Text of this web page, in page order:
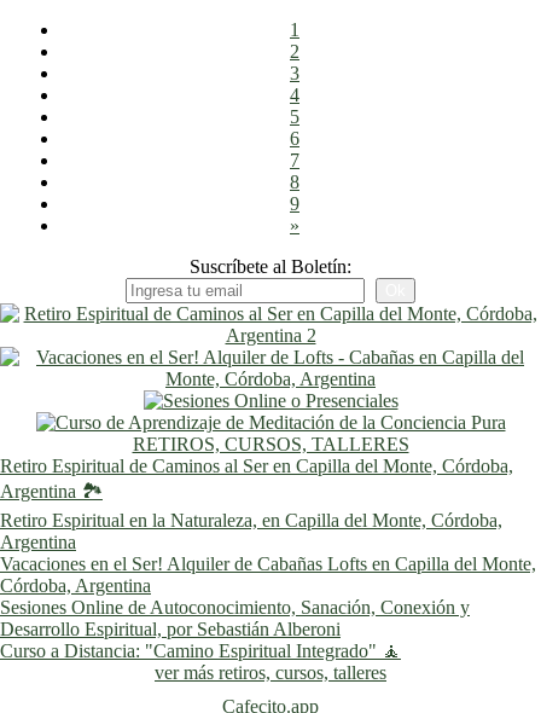
1
2
3
4
5
6
7
8
9
»
Suscríbete al Boletín:
RETIROS, CURSOS, TALLERES
Retiro Espiritual de Caminos al Ser en Capilla del Monte, Córdoba,
Argentina 🏞️
Retiro Espiritual en la Naturaleza, en Capilla del Monte, Córdoba,
Argentina
Vacaciones en el Ser! Alquiler de Cabañas Lofts en Capilla del Monte,
Córdoba, Argentina
Sesiones Online de Autoconocimiento, Sanación, Conexión y
Desarrollo Espiritual, por Sebastián Alberoni
Curso a Distancia: "Camino Espiritual Integrado" 🧘
ver más retiros, cursos, talleres
Cafecito.app